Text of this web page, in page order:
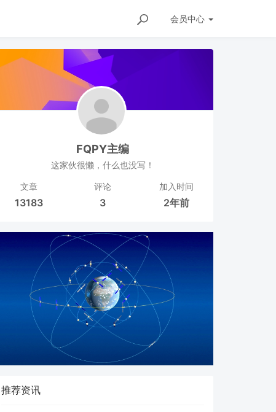
会员中心
FQPY主编
这家伙很懒，什么也没写！
文章
13183
评论
3
加入时间
2年前
推荐资讯